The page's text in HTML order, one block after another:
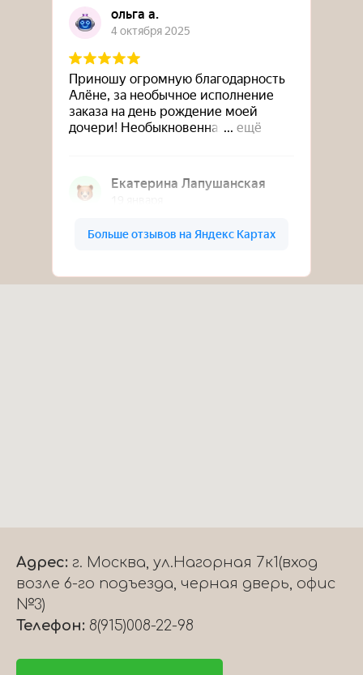
Адрес: г. Москва, ул.Нагорная 7к1(вход
возле 6-го подъезда, черная дверь, офис
№3)
Телефон: 8(915)008-22-98